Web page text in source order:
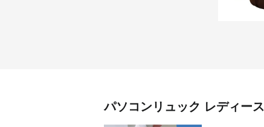
パソコンリュック レディース